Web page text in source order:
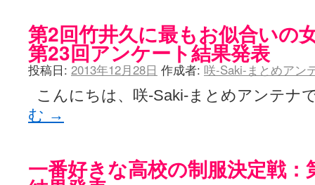
第2回竹井久に最もお似合いの
第23回アンケート結果発表
投稿日: 2013年12月28日 作成者: 咲-Saki-まとめアン
こんにちは、咲-Saki-まとめアンテ
む →
一番好きな高校の制服決定戦